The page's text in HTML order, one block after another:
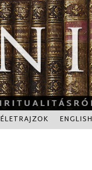
ÉLETRAJZOK ENGLISH